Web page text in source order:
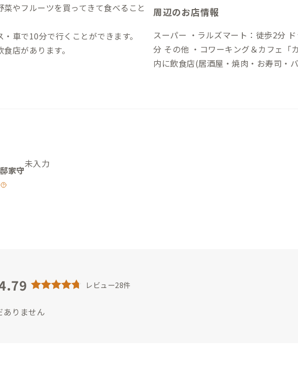
やフルーツを買ってきて食べること
車で10分で行くことができます。
店があります。
周辺のお店情報
スーパー ・ラルズマート：徒歩2分 ドラッグストア ・ツルハドラッグ：徒歩1
分 その他 ・コワーキング＆カフェ「カフェ＆コー」：徒歩2分 他、徒歩5分圏
内に飲食店(居酒屋・焼肉・お寿司・
家守
未入力
レビュー28件
ありません